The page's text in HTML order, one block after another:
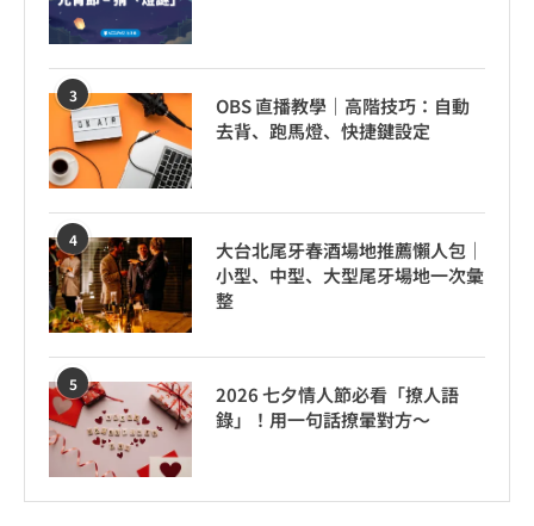
3
OBS 直播教學｜高階技巧：自動
去背、跑馬燈、快捷鍵設定
4
大台北尾牙春酒場地推薦懶人包｜
小型、中型、大型尾牙場地一次彙
整
5
2026 七夕情人節必看「撩人語
錄」！用一句話撩暈對方～